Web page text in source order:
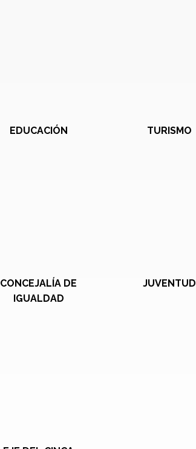
EDUCACIÓN TURISMO
CONCEJALÍA DE
IGUALDAD
JUVENTUD